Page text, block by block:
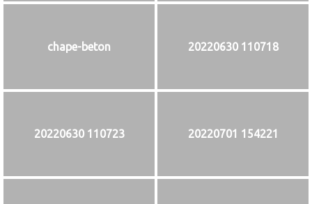
chape-beton 20220630 110718
20220630 110723 20220701 154221